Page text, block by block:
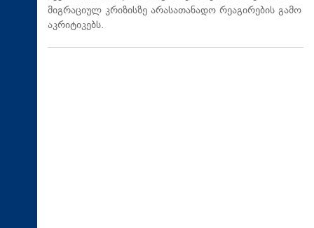
მიგრაციულ კრიზისზე არასათანადო რეაგირების გამო
აკრიტიკებს.